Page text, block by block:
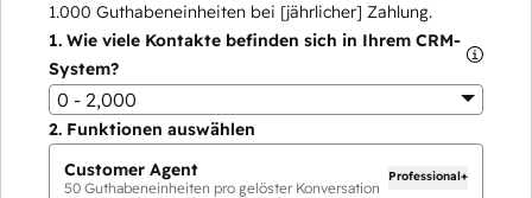
1.000 Guthabeneinheiten bei [jährlicher] Zahlung.
1. Wie viele Kontakte befinden sich in Ihrem CRM-
System?
0 - 2,000
2. Funktionen auswählen
Customer Agent
50 Guthabeneinheiten pro gelöster Konversation
Professional+